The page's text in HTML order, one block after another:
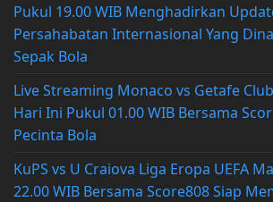
Pukul 19.00 WIB Menghadirkan
Persahabatan Internasional Yang
Sepak Bola
Live Streaming Monaco vs Getafe
Hari Ini Pukul 01.00 WIB Bersama
Pecinta Bola
KuPS vs U Craiova Liga Eropa UEFA
22.00 WIB Bersama Score808 Siap